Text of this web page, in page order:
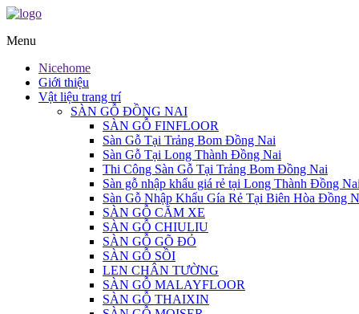
Menu
Nicehome
Giới thiệu
Vật liệu trang trí
SÀN GỖ ĐỒNG NAI
SÀN GỖ FINFLOOR
Sàn Gỗ Tại Trảng Bom Đồng Nai
Sàn Gỗ Tại Long Thành Đồng Nai
Thi Công Sàn Gỗ Tại Trảng Bom Đồng Nai
Sàn gỗ nhập khẩu giá rẻ tại Long Thành Đồng
Sàn Gỗ Nhập Khẩu Gía Rẻ Tại Biên Hòa Đồng
SÀN GỖ CĂM XE
SÀN GỖ CHIULIU
SÀN GỖ GÕ ĐỎ
SÀN GỖ SỒI
LEN CHÂN TƯỜNG
SÀN GỖ MALAYFLOOR
SÀN GỖ THAIXIN